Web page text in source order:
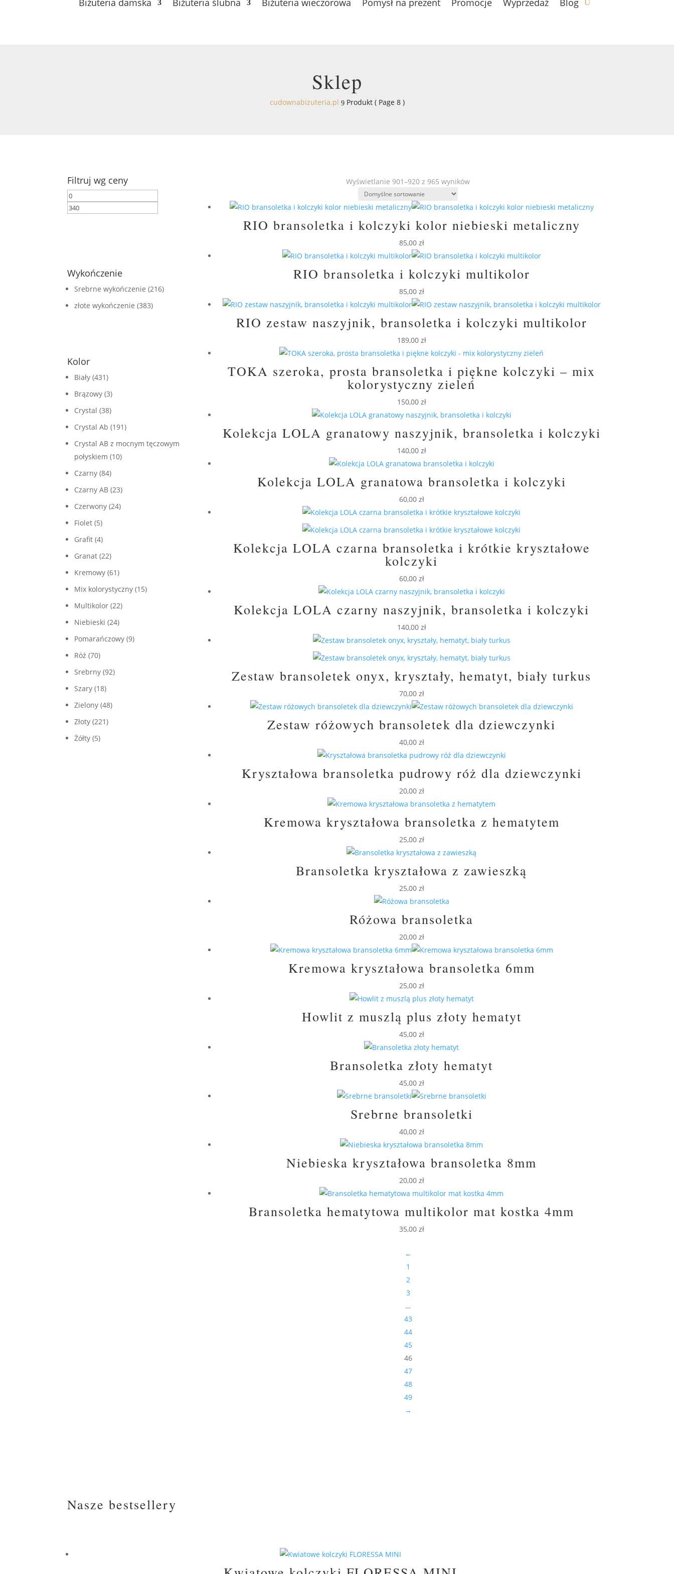
Sklep
cudownabizuteria.pl 9 Produkt( Page 8 )
Filtruj wg ceny
Cena
min
Wykończenie
Srebrne wykończenie (216)
złote wykończenie (383)
Kolor
Biały (431)
Brązowy (3)
Crystal (38)
Crystal Ab (191)
Crystal AB z mocnym tęczowym
połyskiem (10)
Czarny (84)
Czarny AB (23)
Czerwony (24)
Fiolet (5)
Grafit (4)
Granat (22)
Kremowy (61)
Mix kolorystyczny (15)
Multikolor (22)
Niebieski (24)
Pomarańczowy (9)
Róż (70)
Srebrny (92)
Szary (18)
Zielony (48)
Złoty (221)
Żółty (5)
Wyświetlanie 901–920 z 965 wyników
RIO bransoletka i kolczyki kolor niebieski metaliczny
85,00 zł
RIO bransoletka i kolczyki multikolor
85,00 zł
RIO zestaw naszyjnik, bransoletka i kolczyki multikolor
189,00 zł
TOKA szeroka, prosta bransoletka i piękne kolczyki – mix
kolorystyczny zieleń
150,00 zł
Kolekcja LOLA granatowy naszyjnik, bransoletka i kolczyki
140,00 zł
Kolekcja LOLA granatowa bransoletka i kolczyki
60,00 zł
Kolekcja LOLA czarna bransoletka i krótkie kryształowe
kolczyki
60,00 zł
Kolekcja LOLA czarny naszyjnik, bransoletka i kolczyki
140,00 zł
Zestaw bransoletek onyx, kryształy, hematyt, biały turkus
70,00 zł
Zestaw różowych bransoletek dla dziewczynki
40,00 zł
Kryształowa bransoletka pudrowy róż dla dziewczynki
20,00 zł
Kremowa kryształowa bransoletka z hematytem
25,00 zł
Bransoletka kryształowa z zawieszką
25,00 zł
Różowa bransoletka
20,00 zł
Kremowa kryształowa bransoletka 6mm
25,00 zł
Howlit z muszlą plus złoty hematyt
45,00 zł
Bransoletka złoty hematyt
45,00 zł
Srebrne bransoletki
40,00 zł
Niebieska kryształowa bransoletka 8mm
20,00 zł
Bransoletka hematytowa multikolor mat kostka 4mm
35,00 zł
←
1
2
3
…
43
44
45
46
47
48
49
→
Nasze bestsellery